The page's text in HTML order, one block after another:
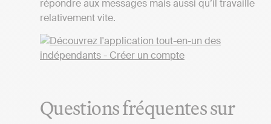
répondre aux messages mais aussi qu’il travaille
relativement vite.
Questions fréquentes sur